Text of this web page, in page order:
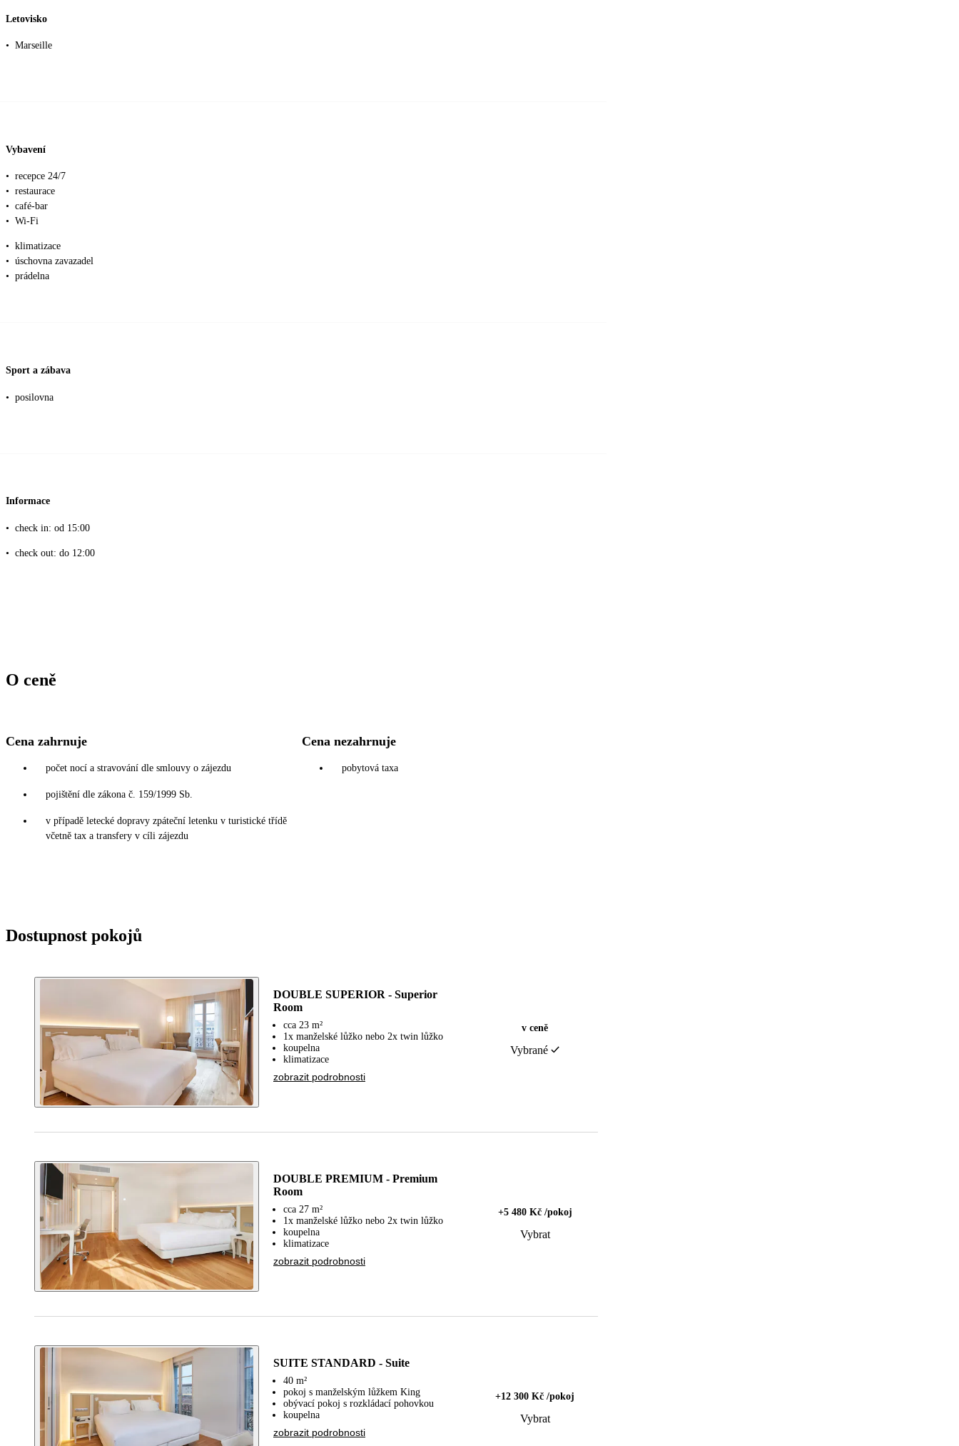
Letovisko
• Marseille
Vybavení
• recepce 24/7
• restaurace
• café-bar
• Wi-Fi
• klimatizace
• úschovna zavazadel
• prádelna
Sport a zábava
• posilovna
Informace
• check in: od 15:00
• check out: do 12:00
O ceně
Cena zahrnuje
počet nocí a stravování dle smlouvy o zájezdu
pojištění dle zákona č. 159/1999 Sb.
v případě letecké dopravy zpáteční letenku v turistické třídě
včetně tax a transfery v cíli zájezdu
Cena nezahrnuje
pobytová taxa
Dostupnost pokojů
DOUBLE SUPERIOR - Superior
Room
cca 23 m²
1x manželské lůžko nebo 2x twin lůžko
koupelna
klimatizace
zobrazit podrobnosti
v ceně
Vybrané
DOUBLE PREMIUM - Premium
Room
cca 27 m²
1x manželské lůžko nebo 2x twin lůžko
koupelna
klimatizace
zobrazit podrobnosti
+5 480 Kč /pokoj
Vybrat
SUITE STANDARD - Suite
40 m²
pokoj s manželským lůžkem King
obývací pokoj s rozkládací pohovkou
koupelna
zobrazit podrobnosti
+12 300 Kč /pokoj
Vybrat